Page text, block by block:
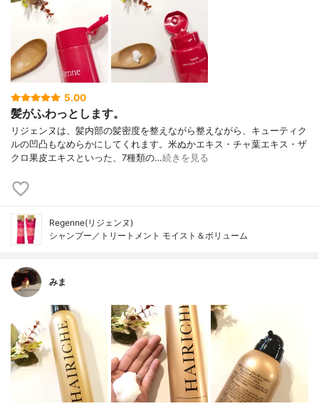
5.00
髪がふわっとします。
リジェンヌは、髪内部の髪密度を整えながら整えながら、キューティク
ルの凹凸もなめらかにしてくれます。米ぬかエキス・チャ葉エキス・ザ
クロ果皮エキスといった、7種類の…続きを見る
Regenne(リジェンヌ)
シャンプー／トリートメント モイスト＆ボリューム
みま